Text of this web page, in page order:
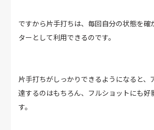
ですから片手打ちは、毎回自分の状態を確
ターとして利用できるのです。
片手打ちがしっかりできるようになると、
達するのはもちろん、フルショットにも好
す。